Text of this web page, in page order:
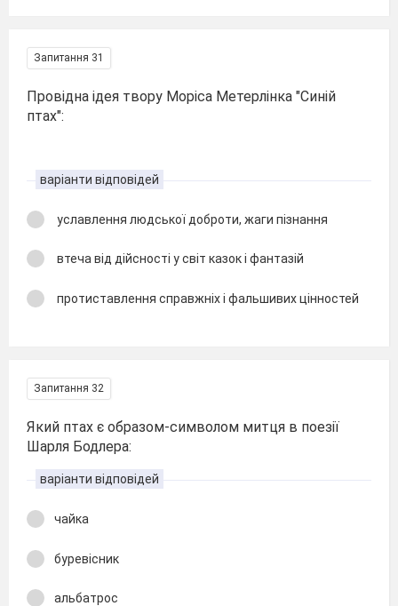
Запитання 31
Провідна ідея твору Моріса Метерлінка "Синій
птах":
варіанти відповідей
уславлення людської доброти, жаги пізнання
втеча від дійсності у світ казок і фантазій
протиставлення справжніх і фальшивих цінностей
Запитання 32
Який птах є образом-символом митця в поезії
Шарля Бодлера:
варіанти відповідей
чайка
буревісник
альбатрос